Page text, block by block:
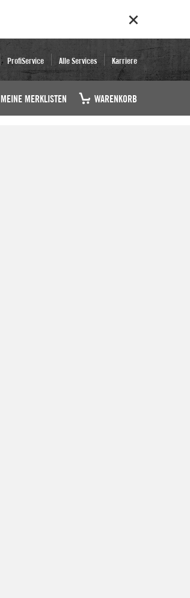
ProfiService Alle Services Karriere
MEINE MERKLISTEN WARENKORB